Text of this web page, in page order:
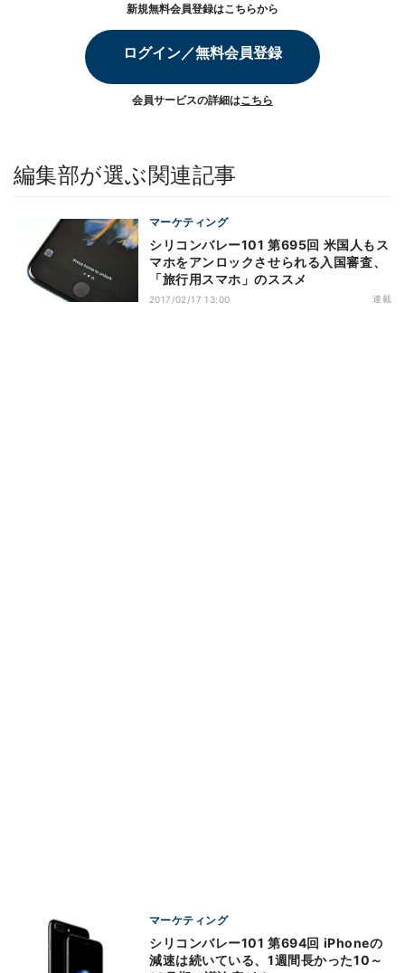
新規無料会員登録はこちらから
ログイン／無料会員登録
会員サービスの詳細はこちら
編集部が選ぶ関連記事
マーケティング
シリコンバレー101 第695回 米国人もス
マホをアンロックさせられる入国審査、
「旅行用スマホ」のススメ
2017/02/17 13:00 連載
マーケティング
シリコンバレー101 第694回 iPhoneの
減速は続いている、1週間長かった10～